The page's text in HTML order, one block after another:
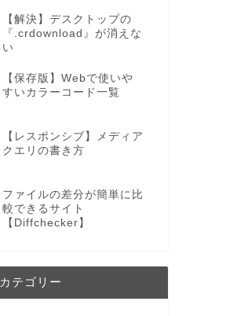
【解決】デスクトップの
『.crdownload』が消えな
い
【保存版】Webで使いや
すいカラーコード一覧
【レスポンシブ】メディア
クエリの書き方
ファイルの差分が簡単に比
較できるサイト
【Diffchecker】
カテゴリー